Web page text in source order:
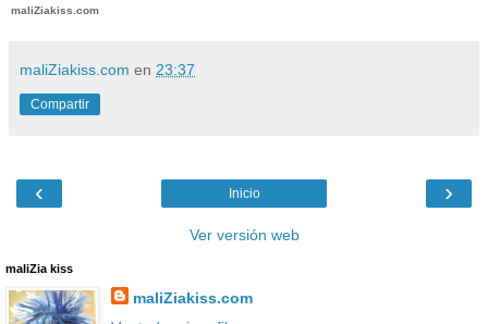
maliZiakiss.com
maliZiakiss.com en 23:37
Compartir
‹ ›
Inicio
Ver versión web
maliZia kiss
maliZiakiss.com